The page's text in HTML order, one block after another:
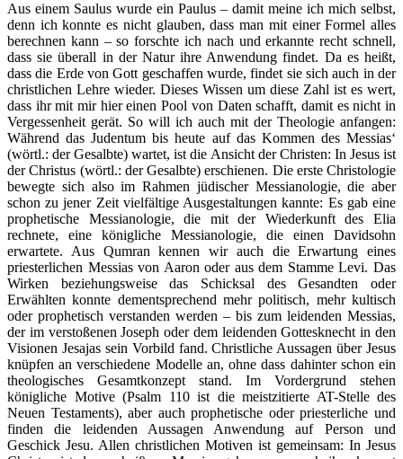
Aus einem Saulus wurde ein Paulus – damit meine ich mich selbst,
denn ich konnte es nicht glauben, dass man mit einer Formel alles
berechnen kann – so forschte ich nach und erkannte recht schnell,
dass sie überall in der Natur ihre Anwendung findet. Da es heißt,
dass die Erde von Gott geschaffen wurde, findet sie sich auch in der
christlichen Lehre wieder. Dieses Wissen um diese Zahl ist es wert,
dass ihr mit mir hier einen Pool von Daten schafft, damit es nicht in
Vergessenheit gerät. So will ich auch mit der Theologie anfangen:
Während das Judentum bis heute auf das Kommen des Messias‘
(wörtl.: der Gesalbte) wartet, ist die Ansicht der Christen: In Jesus ist
der Christus (wörtl.: der Gesalbte) erschienen. Die erste Christologie
bewegte sich also im Rahmen jüdischer Messianologie, die aber
schon zu jener Zeit vielfältige Ausgestaltungen kannte: Es gab eine
prophetische Messianologie, die mit der Wiederkunft des Elia
rechnete, eine königliche Messianologie, die einen Davidsohn
erwartete. Aus Qumran kennen wir auch die Erwartung eines
priesterlichen Messias von Aaron oder aus dem Stamme Levi. Das
Wirken beziehungsweise das Schicksal des Gesandten oder
Erwählten konnte dementsprechend mehr politisch, mehr kultisch
oder prophetisch verstanden werden – bis zum leidenden Messias,
der im verstoßenen Joseph oder dem leidenden Gottesknecht in den
Visionen Jesajas sein Vorbild fand. Christliche Aussagen über Jesus
knüpfen an verschiedene Modelle an, ohne dass dahinter schon ein
theologisches Gesamtkonzept stand. Im Vordergrund stehen
königliche Motive (Psalm 110 ist die meistzitierte AT-Stelle des
Neuen Testaments), aber auch prophetische oder priesterliche und
finden die leidenden Aussagen Anwendung auf Person und
Geschick Jesu. Allen christlichen Motiven ist gemeinsam: In Jesus